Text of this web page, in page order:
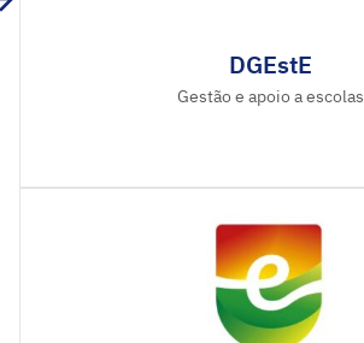
DGEstE
Gestão e apoio a escolas